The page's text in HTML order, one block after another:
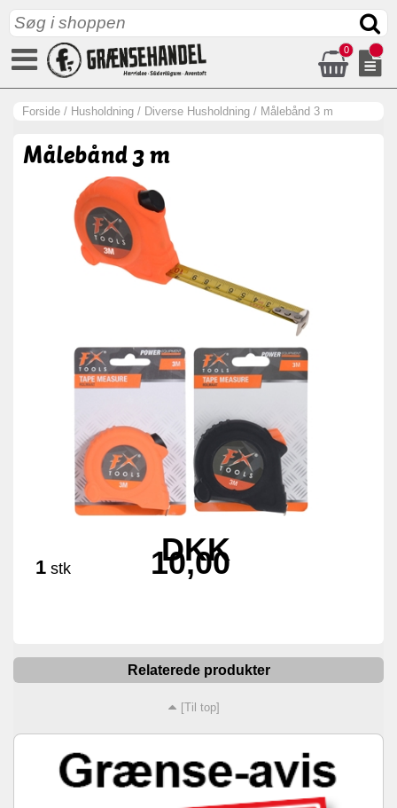
0
Forside / Husholdning / Diverse Husholdning / Målebånd 3 m
Målebånd 3 m
1 stk
DKK
10,00
Relaterede produkter
[Til top]